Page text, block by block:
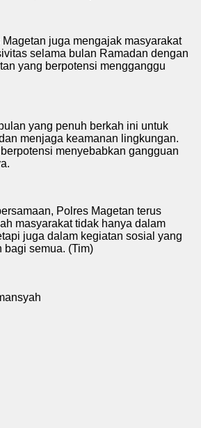
juga mengajak masyarakat
selama bulan Ramadan dengan
yang berpotensi mengganggu
yang penuh berkah ini untuk
menjaga keamanan lingkungan.
menyebabkan gangguan
Polres Magetan terus
masyarakat tidak hanya dalam
juga dalam kegiatan sosial yang
bagi semua. (Tim)